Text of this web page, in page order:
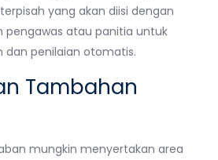
yang akan diisi dengan
pengawas atau panitia untuk
dan penilaian otomatis.
Tambahan
mungkin menyertakan area